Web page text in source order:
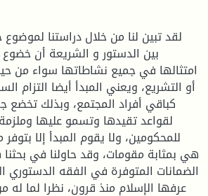
لقد تبين لنا من خلال دراستنا
بين الدستور و الشريعة أن خضوع
امتثالها في جميع نشاطاتها سواء من
أو التشريع، ويعني المبدأ أيضا التزام
كباقي أفراد المجتمع، وبذلك تخضع
لقواعد تقيدها وتسمو عليها
للمحكومين، ولا يقوم المبدأ إلا
هي بمثابة مقومات، وقد حاولنا في بحثنا
الضمانات المتوفرة في الفقه الدستوري
عرفها الإسلام منذ قرون، نظرا لما